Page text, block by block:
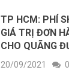
TP HCM: PHÍ
GIÁ TRỊ ĐƠN
CHO QUÃNG
20/09/2021 0